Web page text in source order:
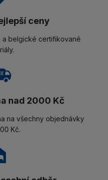
ceny
belgické certifikované
nad 2000 Kč
na všechny objednávky
Kč.